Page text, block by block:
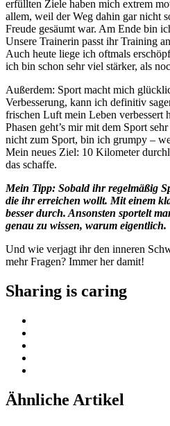
erfüllten Ziele haben mich extrem
allem, weil der Weg dahin gar nicht
Freude gesäumt war. Am Ende bin
Unsere Trainerin passt ihr Training
Auch heute liege ich oftmals
ich bin schon sehr viel stärker, als
Außerdem: Sport macht mich
Verbesserung, kann ich definitiv
frischen Luft mein Leben verbessert
Phasen geht’s mir mit dem Sport
nicht zum Sport, bin ich grumpy –
Mein neues Ziel: 10 Kilometer
das schaffe.
Mein Tipp: Sobald ihr regelmäßig
die ihr erreichen wollt. Mit einem
besser durch. Ansonsten sportelt
genau zu wissen, warum eigentlich.
Und wie verjagt ihr den inneren
mehr Fragen? Immer her damit!
Sharing is caring
Ähnliche Artikel